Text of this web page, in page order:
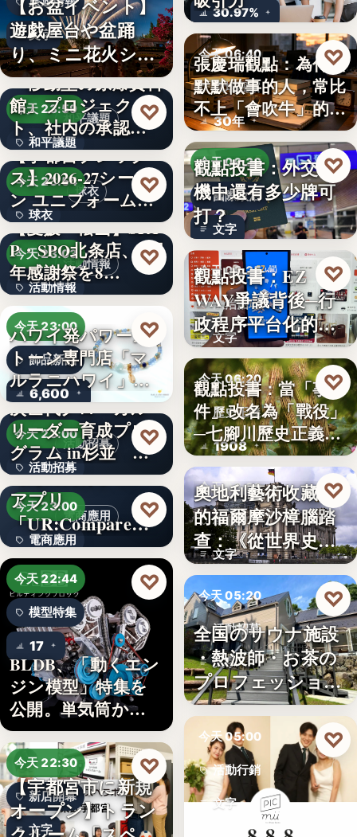
文字
【お盆イベント】
遊戯屋台や盆踊
り、ミニ花火ショ
ーなど～夏…
和平議題
今天 23:59
和平議題
86.6
「移動型の原爆資料
館」プロジェク
ト、社内の承認を
経て始動
♡
球衣
今天 23:54
球衣
35%
【宇都宮ブレック
ス】2026-27シーズ
ン ユニフォーム…
♡
活動情報
今天 23:03
活動情報
9
【愛媛・松山】SPA
P・SPO北条店、2周
年感謝祭を8…
♡
今天 23:00
飾品新品
6,600
ハワイ発パワース
トーン専門店「マ
ルラニハワイ」よ
り、海を…
♡
活動招募
今天 23:00
活動招募
5
次世代グローカル
リーダー育成プロ
グラム in杉並 募
集中…
♡
電商應用
今天 23:00
電商應用
文字
【海外向け】EC
アプリ
「UR:Compare
＆…
♡
今天 22:44
模型特集
17
BLDB、「動くエン
ジン模型」特集を
公開。単気筒から
V8…
♡
今天 22:30
新店開幕
文字
【宇都宮市に新規
オープン】トラン
♡
30.97%
今天 06:40
職場觀察
30年
張慶瑞觀點：為什麼
默默做事的人，常比
不上「會吹牛」的人
？
♡
今天 06:30
國際政治
文字
觀點投書：外交危
機中還有多少牌可
打？
♡
今天 06:25
法治治理
文字
觀點投書：EZ
WAY爭議背後─行
政程序平台化的法
治缺口
♡
今天 06:20
歷史正義
1908
觀點投書：當「事
件」改名為「戰役」
─七腳川歷史正義不
能停…
♡
今天 06:00
樟腦史
文字
奧地利藝術收藏家
的福爾摩沙樟腦踏
查：《從世界史看
德意志帝…
♡
今天 05:20
活動招募
文字
全国のサウナ施設
・熱波師・お茶の
プロフェッショナ
ル募集！…
♡
今天 05:00
活動行銷
文字
♡